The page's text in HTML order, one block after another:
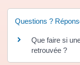
Questions ?
Que faire si
retrouvée ?